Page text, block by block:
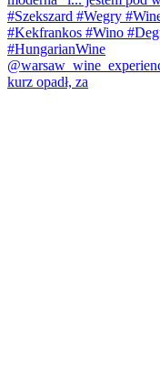
kurz opadł, za